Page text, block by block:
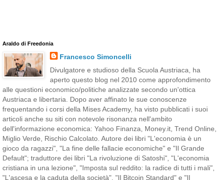
Araldo di Freedonia
Francesco Simoncelli
Divulgatore e studioso della Scuola Austriaca, ha
aperto questo blog nel 2010 come approfondimento
alle questioni economico/politiche analizzate secondo un'ottica
Austriaca e libertaria. Dopo aver affinato le sue conoscenze
frequentando i corsi della Mises Academy, ha visto pubblicati i suoi
articoli anche su siti con notevole risonanza nell'ambito
dell'informazione economica: Yahoo Finanza, Money.it, Trend Online,
Miglio Verde, Rischio Calcolato. Autore dei libri "L'economia è un
gioco da ragazzi", "La fine delle fallacie economiche" e "Il Grande
Default"; traduttore dei libri "La rivoluzione di Satoshi", "L'economia
cristiana in una lezione", "Imposta sul reddito: la radice di tutti i mali",
"L'ascesa e la caduta della società", "Il Bitcoin Standard" e "Il